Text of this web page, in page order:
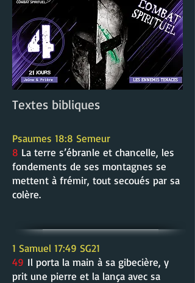
Textes bibliques
Psaumes 18:8 Semeur
8 La terre s’ébranle et chancelle, les
fondements de ses montagnes se
mettent à frémir, tout secoués par sa
colère.
1 Samuel 17:49 SG21
49 Il porta la main à sa gibecière, y
prit une pierre et la lança avec sa